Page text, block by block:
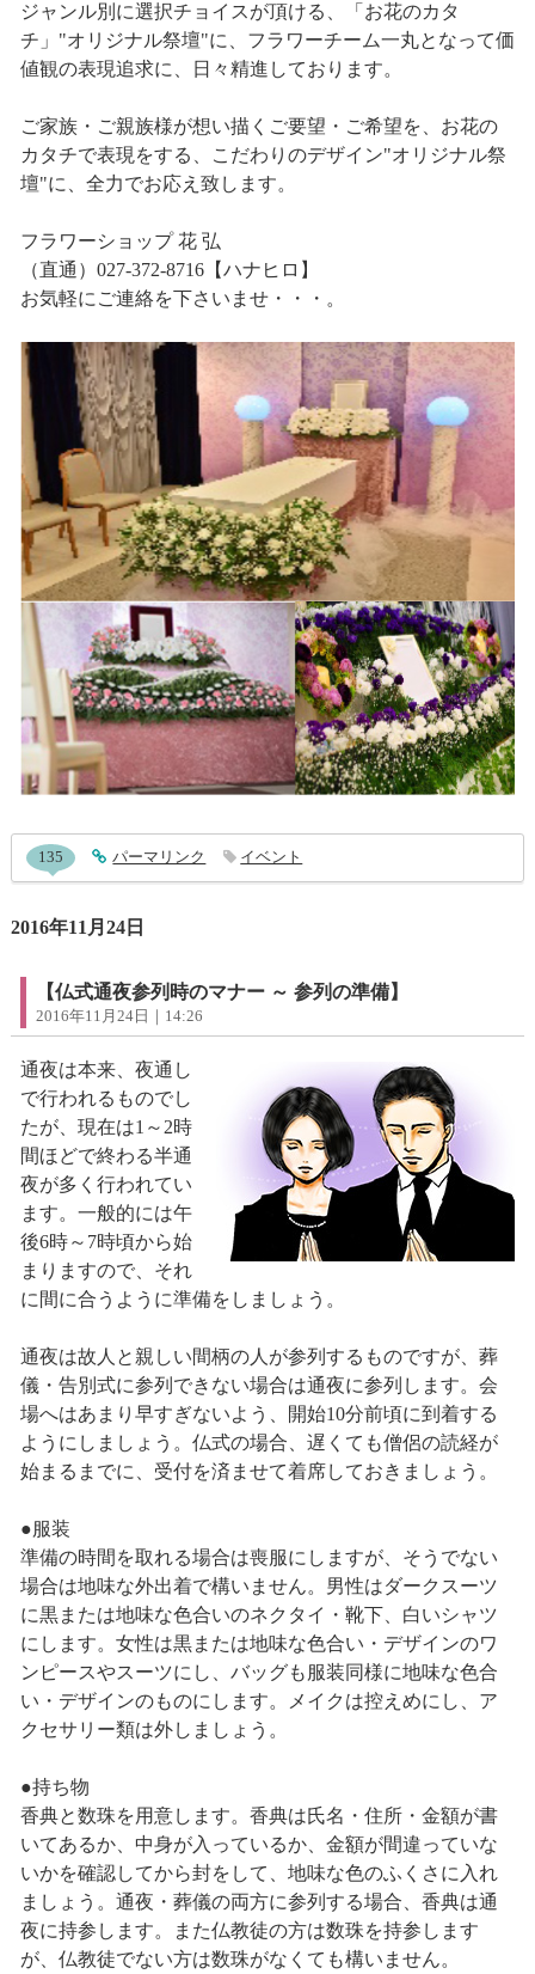
ジャンル別に選択チョイスが頂ける、「お花のカタ
チ」"オリジナル祭壇"に、フラワーチーム一丸となって価
値観の表現追求に、日々精進しております。
ご家族・ご親族様が想い描くご要望・ご希望を、お花の
カタチで表現をする、こだわりのデザイン"オリジナル祭
壇"に、全力でお応え致します。
フラワーショップ 花 弘
（直通）027-372-8716【ハナヒロ】
お気軽にご連絡を下さいませ・・・。
entry660コメント
135 entry660
パーマリンク イベント
2016年11月24日
【仏式通夜参列時のマナー ～ 参列の準備】
2016年11月24日｜14:26
通夜は本来、夜通し
で行われるものでし
たが、現在は1～2時
間ほどで終わる半通
夜が多く行われてい
ます。一般的には午
後6時～7時頃から始
まりますので、それ
に間に合うように準備をしましょう。
通夜は故人と親しい間柄の人が参列するものですが、葬
儀・告別式に参列できない場合は通夜に参列します。会
場へはあまり早すぎないよう、開始10分前頃に到着する
ようにしましょう。仏式の場合、遅くても僧侶の読経が
始まるまでに、受付を済ませて着席しておきましょう。
●服装
準備の時間を取れる場合は喪服にしますが、そうでない
場合は地味な外出着で構いません。男性はダークスーツ
に黒または地味な色合いのネクタイ・靴下、白いシャツ
にします。女性は黒または地味な色合い・デザインのワ
ンピースやスーツにし、バッグも服装同様に地味な色合
い・デザインのものにします。メイクは控えめにし、ア
クセサリー類は外しましょう。
●持ち物
香典と数珠を用意します。香典は氏名・住所・金額が書
いてあるか、中身が入っているか、金額が間違っていな
いかを確認してから封をして、地味な色のふくさに入れ
ましょう。通夜・葬儀の両方に参列する場合、香典は通
夜に持参します。また仏教徒の方は数珠を持参します
が、仏教徒でない方は数珠がなくても構いません。